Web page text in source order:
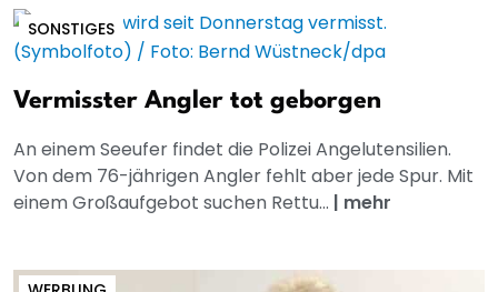
SONSTIGES
Vermisster Angler tot geborgen
An einem Seeufer findet die Polizei Angelutensilien.
Von dem 76-jährigen Angler fehlt aber jede Spur. Mit
einem Großaufgebot suchen Rettu... | mehr